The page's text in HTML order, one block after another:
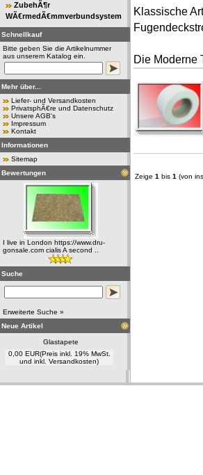
ZubehÃ¶r
WÃ€rmedÃ€mmverbundsystem
Schnellkauf
Bitte geben Sie die Artikelnummer
aus unserem Katalog ein.
Mehr über...
Liefer- und Versandkosten
PrivatsphÃ€re und Datenschutz
Unsere AGB's
Impressum
Kontakt
Informationen
Sitemap
Bewertungen
I live in London https://www.dru-
gonsale.com cialis A second ..
Suche
Erweiterte Suche »
Neue Artikel
Glastapete
0,00 EUR(Preis inkl. 19% MwSt.
und inkl. Versandkosten)
Klassische
Die Moderne
Zeige 1 bis 1 (von